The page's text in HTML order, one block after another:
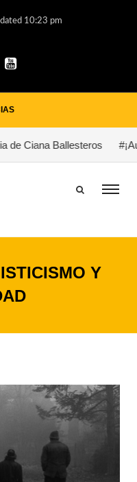
10:23 pm
de Ciana Ballesteros
Y